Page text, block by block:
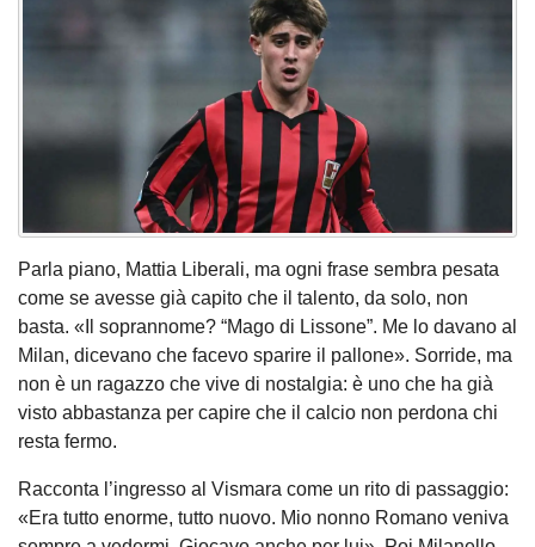
Parla piano, Mattia Liberali, ma ogni frase sembra pesata
come se avesse già capito che il talento, da solo, non
basta. «Il soprannome? “Mago di Lissone”. Me lo davano al
Milan, dicevano che facevo sparire il pallone». Sorride, ma
non è un ragazzo che vive di nostalgia: è uno che ha già
visto abbastanza per capire che il calcio non perdona chi
resta fermo.
Racconta l’ingresso al Vismara come un rito di passaggio:
«Era tutto enorme, tutto nuovo. Mio nonno Romano veniva